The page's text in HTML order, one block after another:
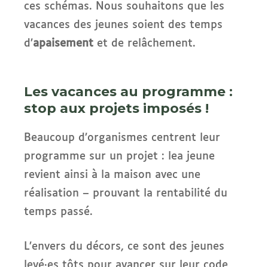
ces schémas. Nous souhaitons que les
vacances des jeunes soient des temps
d’apaisement et de relâchement.
Les vacances au programme :
stop aux projets imposés !
Beaucoup d’organismes centrent leur
programme sur un projet : lea jeune
revient ainsi à la maison avec une
réalisation – prouvant la rentabilité du
temps passé.
L’envers du décors, ce sont des jeunes